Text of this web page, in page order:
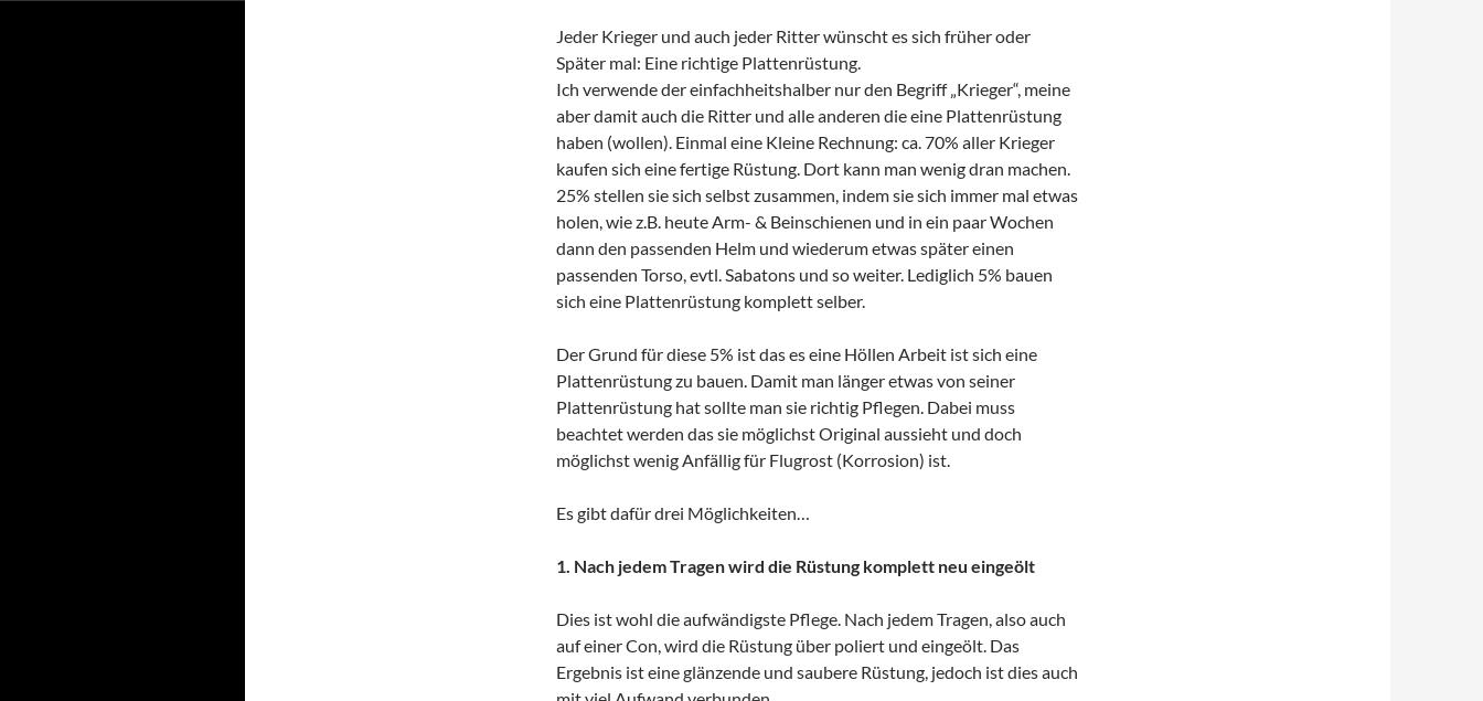
Jeder Krieger und auch jeder Ritter wünscht es sich früher oder
Später mal: Eine richtige Plattenrüstung.
Ich verwende der einfachheitshalber nur den Begriff „Krieger“, meine
aber damit auch die Ritter und alle anderen die eine Plattenrüstung
haben (wollen). Einmal eine Kleine Rechnung: ca. 70% aller Krieger
kaufen sich eine fertige Rüstung. Dort kann man wenig dran machen.
25% stellen sie sich selbst zusammen, indem sie sich immer mal etwas
holen, wie z.B. heute Arm- & Beinschienen und in ein paar Wochen
dann den passenden Helm und wiederum etwas später einen
passenden Torso, evtl. Sabatons und so weiter. Lediglich 5% bauen
sich eine Plattenrüstung komplett selber.
Der Grund für diese 5% ist das es eine Höllen Arbeit ist sich eine
Plattenrüstung zu bauen. Damit man länger etwas von seiner
Plattenrüstung hat sollte man sie richtig Pflegen. Dabei muss
beachtet werden das sie möglichst Original aussieht und doch
möglichst wenig Anfällig für Flugrost (Korrosion) ist.
Es gibt dafür drei Möglichkeiten…
1. Nach jedem Tragen wird die Rüstung komplett neu eingeölt
Dies ist wohl die aufwändigste Pflege. Nach jedem Tragen, also auch
auf einer Con, wird die Rüstung über poliert und eingeölt. Das
Ergebnis ist eine glänzende und saubere Rüstung, jedoch ist dies auch